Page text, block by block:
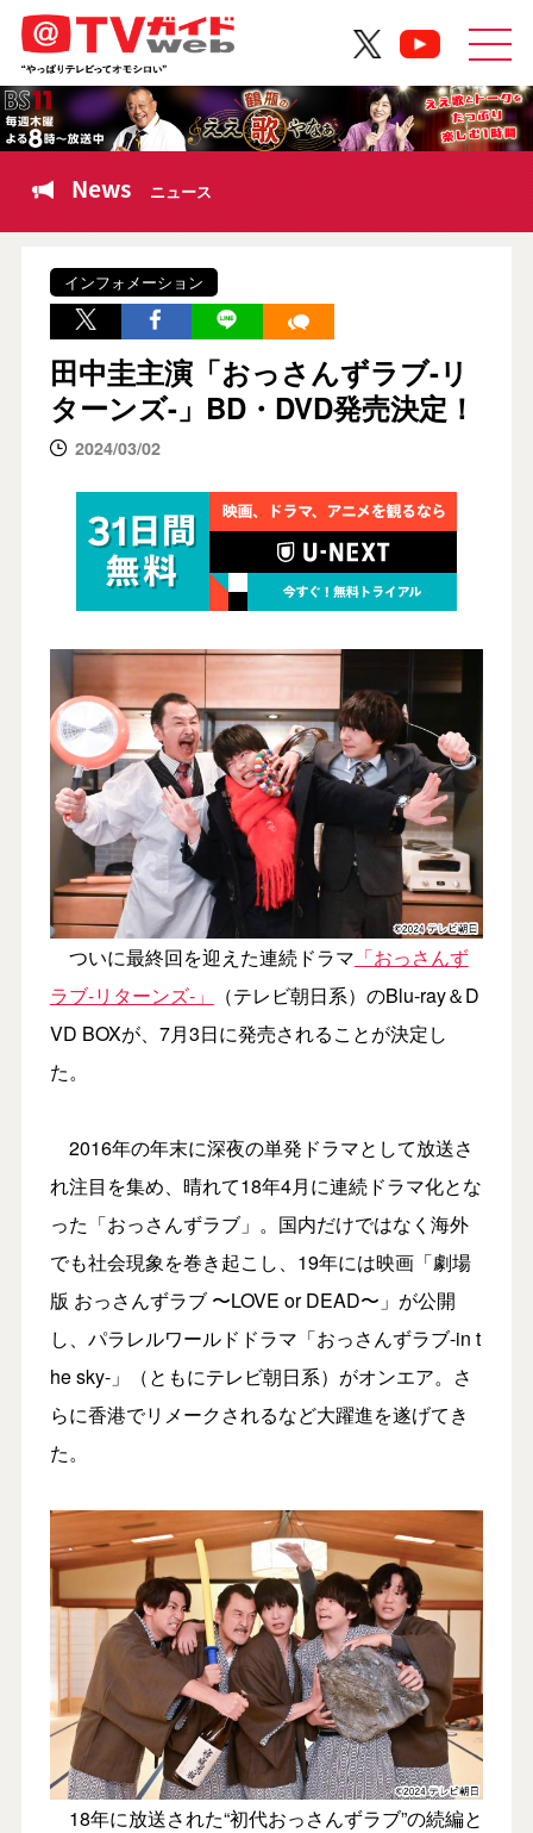
News ニュース
インフォメーション
田中圭主演「おっさんずラブ-リ
ターンズ-」BD・DVD発売決定！
2024/03/02
ついに最終回を迎えた連続ドラマ 「おっさんず
ラブ-リターンズ-」
（テレビ朝日系）のBlu-ray＆D
VD BOXが、7月3日に発売されることが決定し
た。
2016年の年末に深夜の単発ドラマとして放送さ
れ注目を集め、晴れて18年4月に連続ドラマ化とな
った「おっさんずラブ」。国内だけではなく海外
でも社会現象を巻き起こし、19年には映画「劇場
版 おっさんずラブ 〜LOVE or DEAD〜」が公開
し、パラレルワールドドラマ「おっさんずラブ-in t
he sky-」（ともにテレビ朝日系）がオンエア。さ
らに香港でリメークされるなど大躍進を遂げてき
た。
18年に放送された“初代おっさんずラブ”の続編と